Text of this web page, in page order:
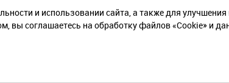
Статьи
Политика в отношении
и использовании сайта, а также для
соглашаетесь на обработку файлов «Cookie» и